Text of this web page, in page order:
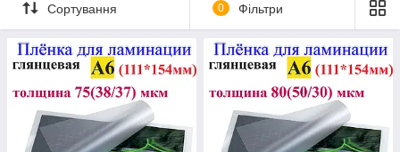
Сортування 0 Фільтри